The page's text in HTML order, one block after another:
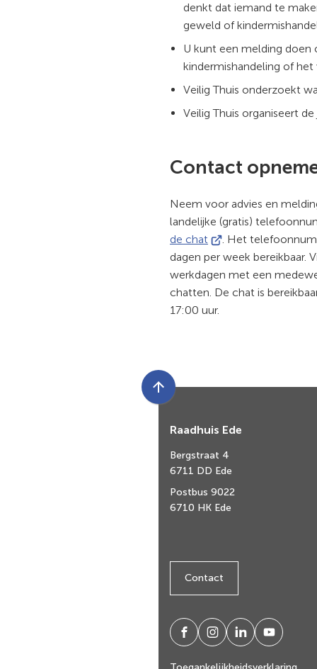
denkt dat iemand te
geweld of
U kunt een melding doen
kindermishandeling of het
Veilig Thuis onderzoekt
Veilig Thuis organiseert
Contact
Neem voor advies en
landelijke (gratis)
de chat (Verwijst
naar
een
externe
website)
. Het
dagen per week bereikbaar.
werkdagen met een
chatten. De chat is
17:00 uur.
Scroll
boven
het
van
Raadhuis Ede
Bergstraat 4
6711 DD Ede
Postbus 9022
6710 HK Ede
Contact
/gemeenteede
(Verwijstgemeenteede
(Verwijstgemeente-
(Verwijst(Verwijst